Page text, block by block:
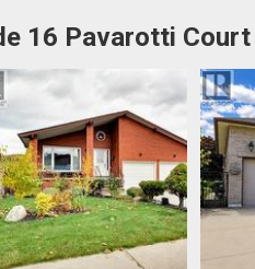
16 Pavarotti Court